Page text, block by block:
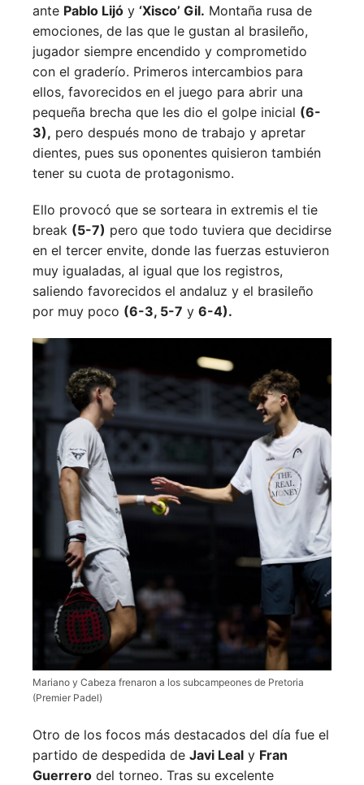
ante Pablo Lijó y ‘Xisco’ Gil. Montaña rusa de
emociones, de las que le gustan al brasileño,
jugador siempre encendido y comprometido
con el graderío. Primeros intercambios para
ellos, favorecidos en el juego para abrir una
pequeña brecha que les dio el golpe inicial (6-
3), pero después mono de trabajo y apretar
dientes, pues sus oponentes quisieron también
tener su cuota de protagonismo.
Ello provocó que se sorteara in extremis el tie
break (5-7) pero que todo tuviera que decidirse
en el tercer envite, donde las fuerzas estuvieron
muy igualadas, al igual que los registros,
saliendo favorecidos el andaluz y el brasileño
por muy poco (6-3, 5-7 y 6-4).
Mariano y Cabeza frenaron a los subcampeones de Pretoria
(Premier Padel)
Otro de los focos más destacados del día fue el
partido de despedida de Javi Leal y Fran
Guerrero del torneo. Tras su excelente